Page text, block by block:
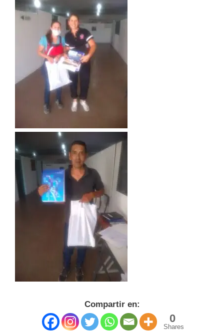
Compartir en:
0
Shares